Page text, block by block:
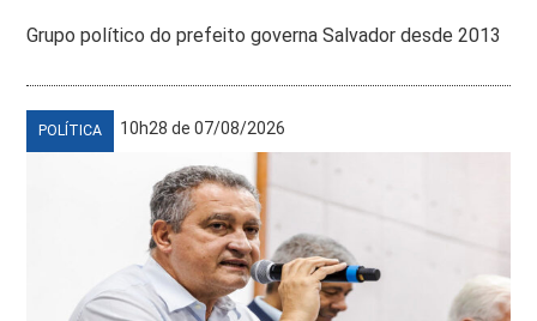
Grupo político do prefeito governa Salvador desde 2013
POLÍTICA 10h28 de 07/08/2026